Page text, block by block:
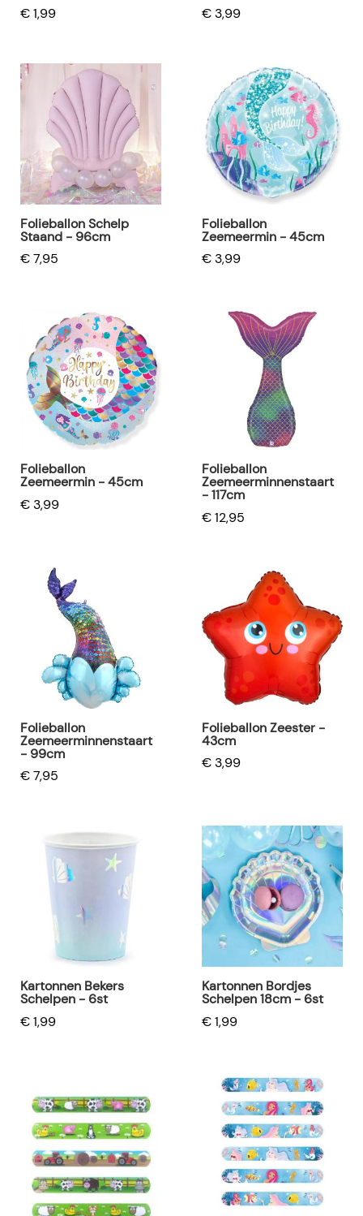
€ 1,99
€ 3,99
Folieballon Schelp
Staand - 96cm
€ 7,95
Folieballon
Zeemeermin - 45cm
€ 3,99
Folieballon
Zeemeermin - 45cm
€ 3,99
Folieballon
Zeemeerminnenstaart
- 117cm
€ 12,95
Folieballon
Zeemeerminnenstaart
- 99cm
€ 7,95
Folieballon Zeester -
43cm
€ 3,99
Kartonnen Bekers
Schelpen - 6st
€ 1,99
Kartonnen Bordjes
Schelpen 18cm - 6st
€ 1,99